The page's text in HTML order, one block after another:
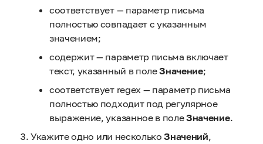
соответствует — параметр письма
полностью совпадает с указанным
значением;
содержит — параметр письма включает
текст, указанный в полеЗначение;
соответствует regex — параметр письма
полностью подходит под регулярное
выражение, указанное в полеЗначение.
Укажите одно или несколько Значений,